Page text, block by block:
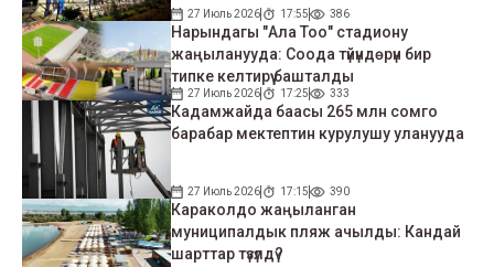
27 Июль 2026 17:55 386
Нарындагы "Ала Тоо" стадиону
жаңыланууда: Соода түйүндөрүн бир
типке келтирүү башталды
27 Июль 2026 17:25 333
Кадамжайда баасы 265 млн сомго
барабар мектептин курулушу уланууда
27 Июль 2026 17:15 390
Караколдо жаңыланган
муниципалдык пляж ачылды: Кандай
шарттар түзүлдү?